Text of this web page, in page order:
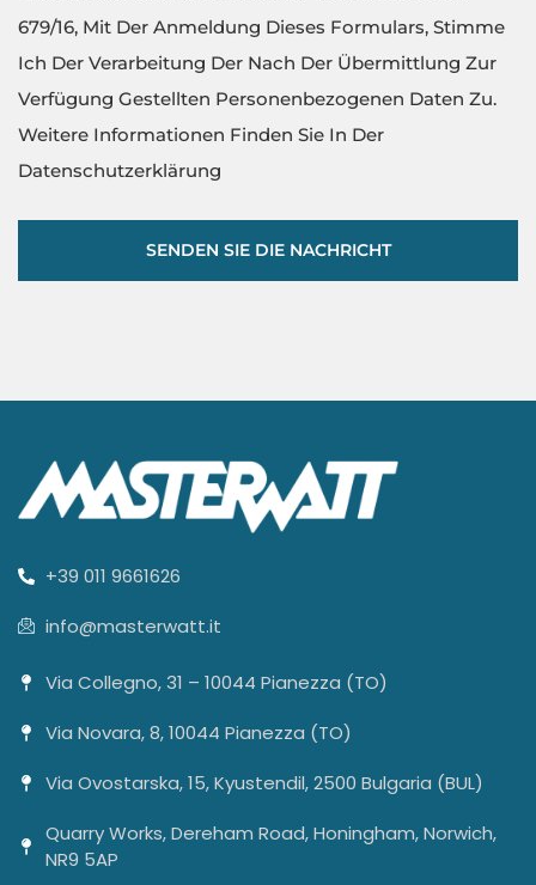
679/16, Mit Der Anmeldung Dieses Formulars, Stimme
Ich Der Verarbeitung Der Nach Der Übermittlung Zur
Verfügung Gestellten Personenbezogenen Daten Zu.
Weitere Informationen Finden Sie In Der
Datenschutzerklärung
SENDEN SIE DIE NACHRICHT
+39 011 9661626
info@masterwatt.it
Via Collegno, 31 – 10044 Pianezza (TO)
Via Novara, 8, 10044 Pianezza (TO)
Via Ovostarska, 15, Kyustendil, 2500 Bulgaria (BUL)
Quarry Works, Dereham Road, Honingham, Norwich,
NR9 5AP